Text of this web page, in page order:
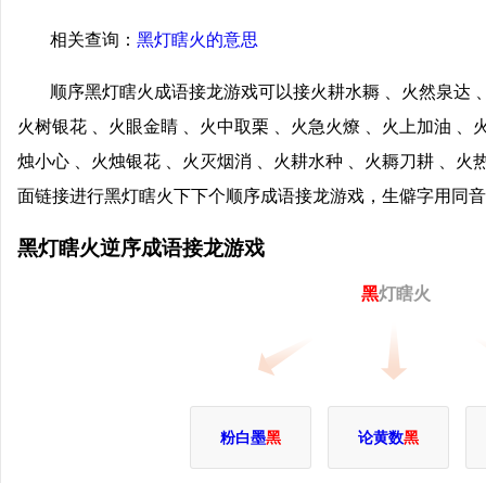
相关查询： 黑灯瞎火的意思
顺序黑灯瞎火成语接龙游戏可以接火耕水耨 、火然泉达
火树银花 、火眼金睛 、火中取栗 、火急火燎 、火上加油 、
烛小心 、火烛银花 、火灭烟消 、火耕水种 、火耨刀耕 、火
面链接进行黑灯瞎火下下个顺序成语接龙游戏，生僻字用同
黑灯瞎火逆序成语接龙游戏
黑灯瞎火
粉白墨黑 论黄数黑